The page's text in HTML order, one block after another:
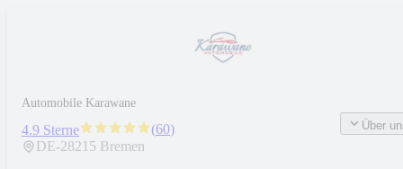
Automobile Karawane
4.9 Sterne (60)
DE-28215 Bremen
Über